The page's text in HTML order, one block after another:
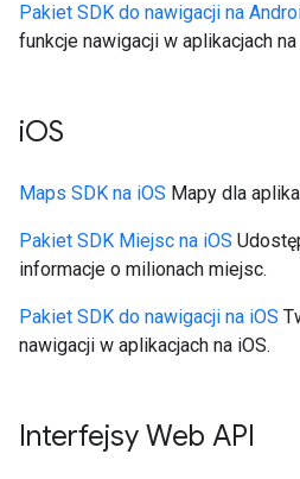
Pakiet SDK do nawigacji na
funkcje nawigacji w aplikacjach na
iOS
Maps SDK na iOS Mapy dla
Pakiet SDK Miejsc na iOS
informacje o milionach miejsc.
Pakiet SDK do nawigacji na iOS
nawigacji w aplikacjach na iOS.
Interfejsy Web API